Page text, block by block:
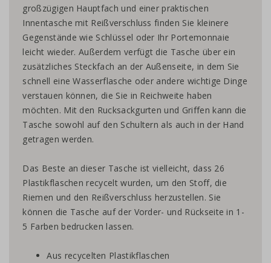
großzügigen Hauptfach und einer praktischen
Innentasche mit Reißverschluss finden Sie kleinere
Gegenstände wie Schlüssel oder Ihr Portemonnaie
leicht wieder. Außerdem verfügt die Tasche über ein
zusätzliches Steckfach an der Außenseite, in dem Sie
schnell eine Wasserflasche oder andere wichtige Dinge
verstauen können, die Sie in Reichweite haben
möchten. Mit den Rucksackgurten und Griffen kann die
Tasche sowohl auf den Schultern als auch in der Hand
getragen werden.
Das Beste an dieser Tasche ist vielleicht, dass 26
Plastikflaschen recycelt wurden, um den Stoff, die
Riemen und den Reißverschluss herzustellen. Sie
können die Tasche auf der Vorder- und Rückseite in 1-
5 Farben bedrucken lassen.
Aus recycelten Plastikflaschen